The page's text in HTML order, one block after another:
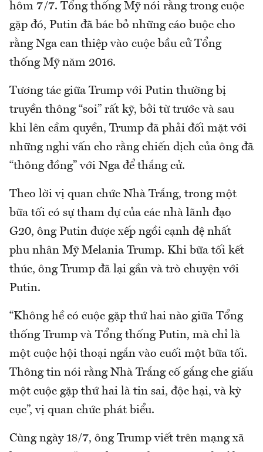
hôm 7/7. Tổng thống Mỹ nói rằng trong cuộc
gặp đó, Putin đã bác bỏ những cáo buộc cho
rằng Nga can thiệp vào cuộc bầu cử Tổng
thống Mỹ năm 2016.
Tương tác giữa Trump với Putin thường bị
truyền thông “soi” rất kỹ, bởi từ trước và sau
khi lên cầm quyền, Trump đã phải đối mặt với
những nghi vấn cho rằng chiến dịch của ông đã
“thông đồng” với Nga để thắng cử.
Theo lời vị quan chức Nhà Trắng, trong một
bữa tối có sự tham dự của các nhà lãnh đạo
G20, ông Putin được xếp ngồi cạnh đệ nhất
phu nhân Mỹ Melania Trump. Khi bữa tối kết
thúc, ông Trump đã lại gần và trò chuyện với
Putin.
“Không hề có cuộc gặp thứ hai nào giữa Tổng
thống Trump và Tổng thống Putin, mà chỉ là
một cuộc hội thoại ngắn vào cuối một bữa tối.
Thông tin nói rằng Nhà Trắng cố gắng che giấu
một cuộc gặp thứ hai là tin sai, độc hại, và kỳ
cục”, vị quan chức phát biểu.
Cùng ngày 18/7, ông Trump viết trên mạng xã